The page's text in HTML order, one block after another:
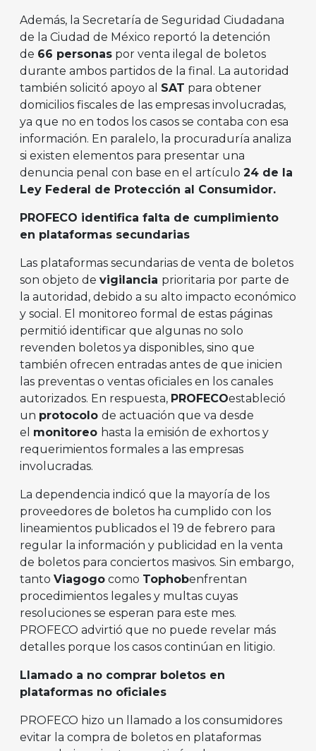
Además, la Secretaría de Seguridad Ciudadana
de la Ciudad de México reportó la detención
de 66 personas por venta ilegal de boletos
durante ambos partidos de la final. La autoridad
también solicitó apoyo al SAT para obtener
domicilios fiscales de las empresas involucradas,
ya que no en todos los casos se contaba con esa
información. En paralelo, la procuraduría analiza
si existen elementos para presentar una
denuncia penal con base en el artículo 24 de la
Ley Federal de Protección al Consumidor.
PROFECO identifica falta de cumplimiento
en plataformas secundarias
Las plataformas secundarias de venta de boletos
son objeto de vigilancia prioritaria por parte de
la autoridad, debido a su alto impacto económico
y social. El monitoreo formal de estas páginas
permitió identificar que algunas no solo
revenden boletos ya disponibles, sino que
también ofrecen entradas antes de que inicien
las preventas o ventas oficiales en los canales
autorizados. En respuesta, PROFECOestableció
un protocolo de actuación que va desde
el monitoreo hasta la emisión de exhortos y
requerimientos formales a las empresas
involucradas.
La dependencia indicó que la mayoría de los
proveedores de boletos ha cumplido con los
lineamientos publicados el 19 de febrero para
regular la información y publicidad en la venta
de boletos para conciertos masivos. Sin embargo,
tanto Viagogo como Tophobenfrentan
procedimientos legales y multas cuyas
resoluciones se esperan para este mes.
PROFECO advirtió que no puede revelar más
detalles porque los casos continúan en litigio.
Llamado a no comprar boletos en
plataformas no oficiales
PROFECO hizo un llamado a los consumidores
evitar la compra de boletos en plataformas